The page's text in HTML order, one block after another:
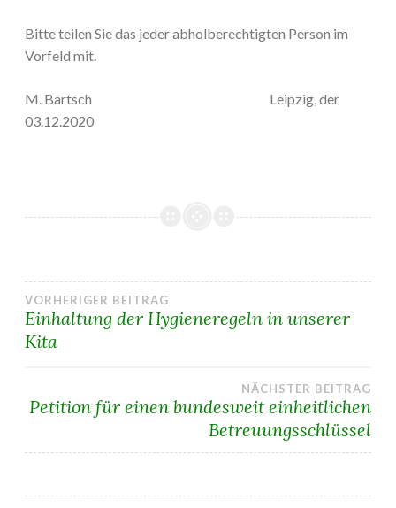
Bitte teilen Sie das jeder abholberechtigten Person im
Vorfeld mit.
M. Bartsch Leipzig, der
03.12.2020
Beitragsnavigation
VORHERIGER BEITRAG
Einhaltung der Hygieneregeln in unserer
Kita
NÄCHSTER BEITRAG
Petition für einen bundesweit einheitlichen
Betreuungsschlüssel